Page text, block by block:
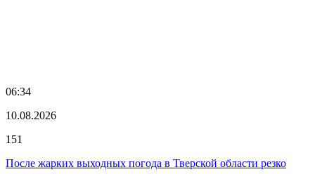
06:34
10.08.2026
151
После жарких выходных погода в Тверской области резко